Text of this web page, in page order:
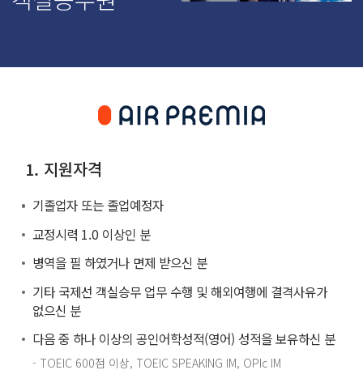
1. 지원자격
기졸업자 또는 졸업예정자
교정시력 1.0 이상인 분
병역을 필 하였거나 면제 받으신 분
기타 국제선 객실승무 업무 수행 및 해외여행에 결격사유가
없으신 분
다음 중 하나 이상의 공인어학성적(영어) 성적을 보유하신 분
- TOEIC 600점 이상, TOEIC SPEAKING IM, OPIc IM